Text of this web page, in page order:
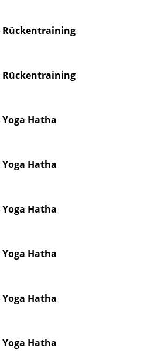
Rückentraining
Rückentraining
Yoga Hatha
Yoga Hatha
Yoga Hatha
Yoga Hatha
Yoga Hatha
Yoga Hatha